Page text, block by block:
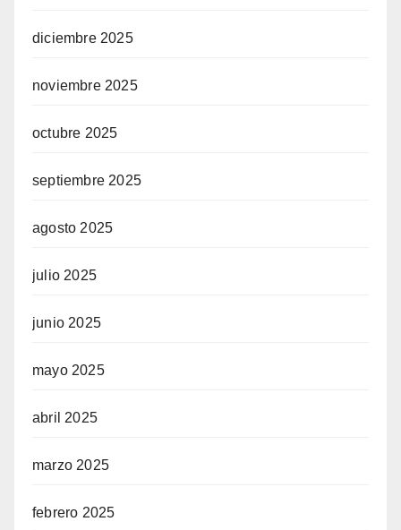
diciembre 2025
noviembre 2025
octubre 2025
septiembre 2025
agosto 2025
julio 2025
junio 2025
mayo 2025
abril 2025
marzo 2025
febrero 2025